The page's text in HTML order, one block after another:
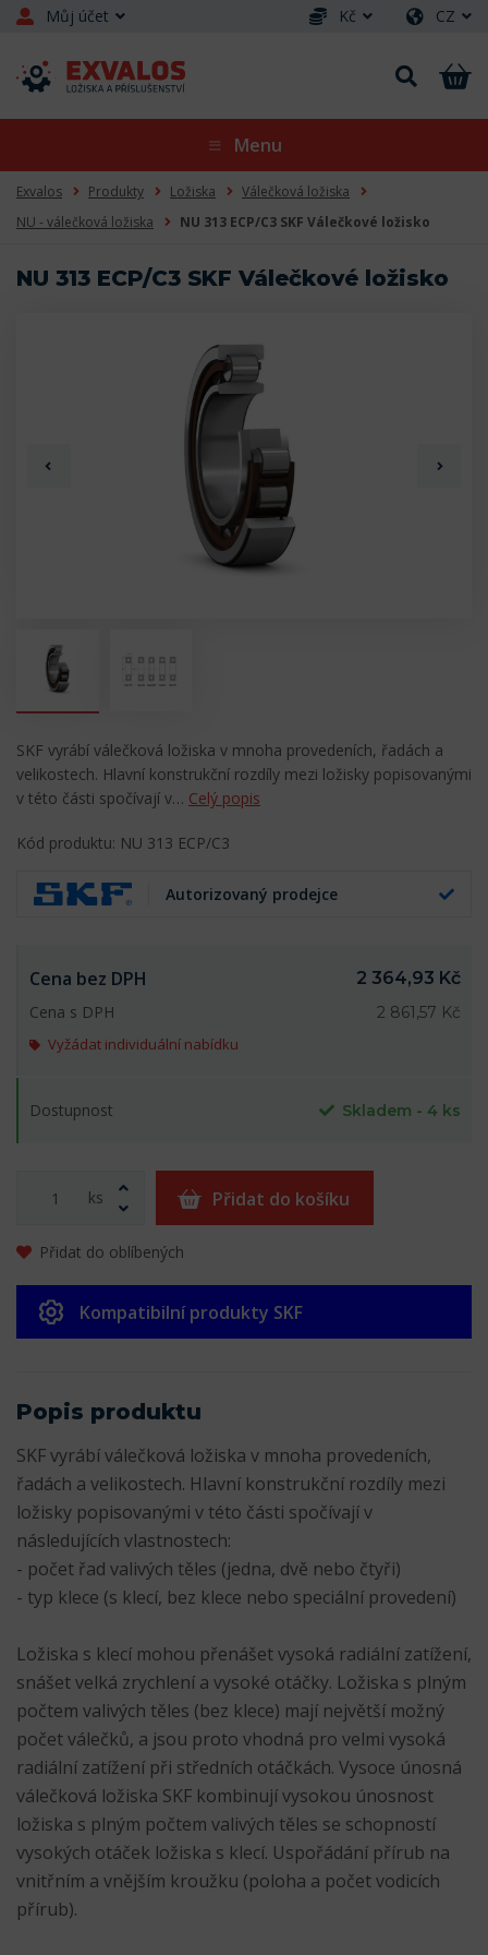
Můj účet Kč CZ
Menu
Exvalos Produkty Ložiska
Válečková ložiska
NU - válečková ložiska
NU 313 ECP/C3 SKF Válečkové ložisko
NU 313 ECP/C3 SKF Válečkové ložisko
SKF vyrábí válečková ložiska v mnoha provedeních, řadách a
velikostech. Hlavní konstrukční rozdíly mezi ložisky popisovanými
v této části spočívají v… Celý popis
Kód produktu: NU 313 ECP/C3
Autorizovaný prodejce
Cena bez DPH
2 364,93 Kč
Cena s DPH
2 861,57 Kč
Vyžádat individuální nabídku
Dostupnost Skladem - 4 ks
ks Přidat do košíku
Přidat do oblíbených
Kompatibilní produkty SKF
Popis produktu
SKF vyrábí válečková ložiska v mnoha provedeních,
řadách a velikostech. Hlavní konstrukční rozdíly mezi
ložisky popisovanými v této části spočívají v
následujících vlastnostech:
- počet řad valivých těles (jedna, dvě nebo čtyři)
- typ klece (s klecí, bez klece nebo speciální provedení)
Ložiska s klecí mohou přenášet vysoká radiální zatížení,
snášet velká zrychlení a vysoké otáčky. Ložiska s plným
počtem valivých těles (bez klece) mají největší možný
počet válečků, a jsou proto vhodná pro velmi vysoká
radiální zatížení při středních otáčkách. Vysoce únosná
válečková ložiska SKF kombinují vysokou únosnost
ložiska s plným počtem valivých těles se schopností
vysokých otáček ložiska s klecí. Uspořádání přírub na
vnitřním a vnějším kroužku (poloha a počet vodicích
přírub).